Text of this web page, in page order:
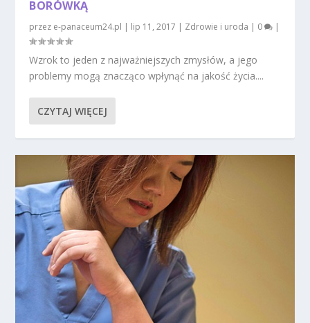
BORÓWKĄ
przez e-panaceum24.pl | lip 11, 2017 | Zdrowie i uroda | 0 |
Wzrok to jeden z najważniejszych zmysłów, a jego
problemy mogą znacząco wpłynąć na jakość życia....
CZYTAJ WIĘCEJ